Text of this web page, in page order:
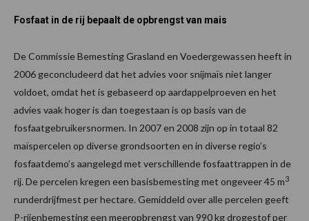
Fosfaat in de rij bepaalt de opbrengst van mais
De Commissie Bemesting Grasland en Voedergewassen heeft in
2006 geconcludeerd dat het advies voor snijmaïs niet langer
voldoet, omdat het is gebaseerd op aardappelproeven en het
advies vaak hoger is dan toegestaan is op basis van de
fosfaatgebruikersnormen. In 2007 en 2008 zijn op in totaal 82
maïspercelen op diverse grondsoorten en in diverse regio’s
fosfaatdemo’s aangelegd met verschillende fosfaattrappen in de
rij. De percelen kregen een basisbemesting met ongeveer 45 m3
runderdrijfmest per hectare. Gemiddeld over alle percelen geeft
P-rijenbemesting een meeropbrengst van 990 kg drogestof per